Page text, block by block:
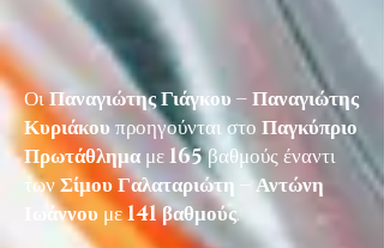
ΟιΠαναγιώτης Γιάγκου – Παναγιώτης
Κυριάκουπροηγούνται στο Παγκύπριο
Πρωτάθλημαμε165βαθμούς έναντι
τωνΣίμου Γαλαταριώτη – Αντώνη
Ιωάννου με141 βαθμούς.